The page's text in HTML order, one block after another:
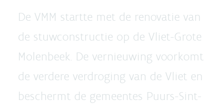
De VMM startte met de renovatie van
de stuwconstructie op de Vliet-Grote
Molenbeek. De vernieuwing voorkomt
de verdere verdroging van de Vliet en
beschermt de gemeentes Puurs-Sint-